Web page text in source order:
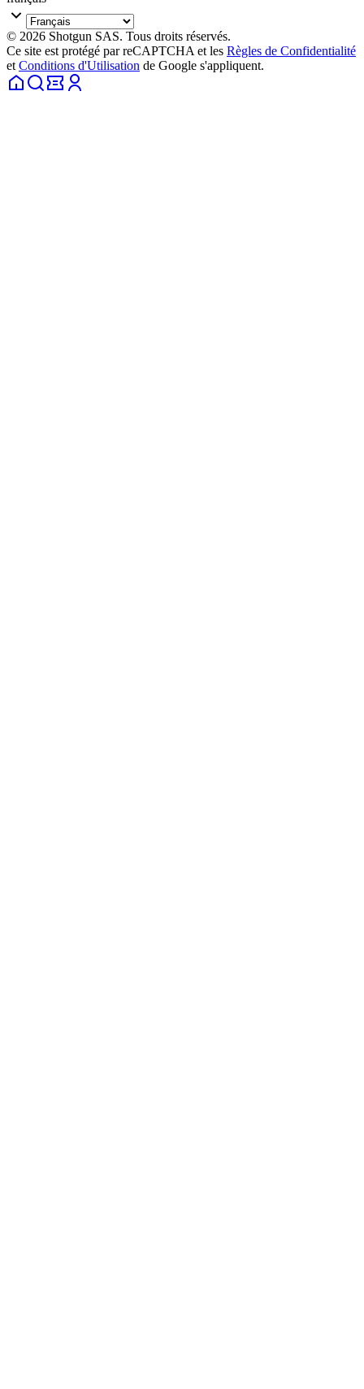
© 2026 Shotgun SAS. Tous droits réservés.
Ce site est protégé par reCAPTCHA et les Règles de Confidentialité
et Conditions d'Utilisation de Google s'appliquent.